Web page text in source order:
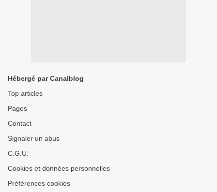
Hébergé par Canalblog
Top articles
Pages
Contact
Signaler un abus
C.G.U.
Cookies et données personnelles
Préférences cookies